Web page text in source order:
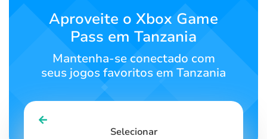
Entre
Contato
Português
SIGN INSIGN UP
Aproveite o Xbox Game
Pass em Tanzania
Mantenha-se conectado com
seus jogos favoritos em Tanzania
Selecionar